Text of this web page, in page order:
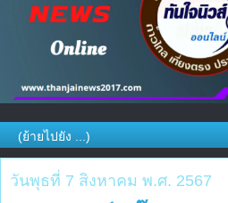
วันพุธที่ 7 สิงหาคม พ.ศ. 2567